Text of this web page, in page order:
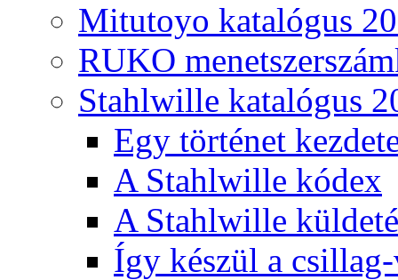
Mitutoyo katalógus
RUKO
Stahlwille katalógus
Egy történet
A Stahlwille kódex
A Stahlwille
Így készül a